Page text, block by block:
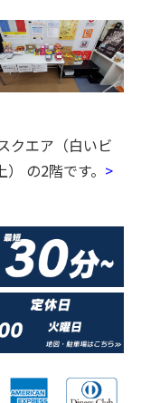
クエア（白いビ
の2階です。 >